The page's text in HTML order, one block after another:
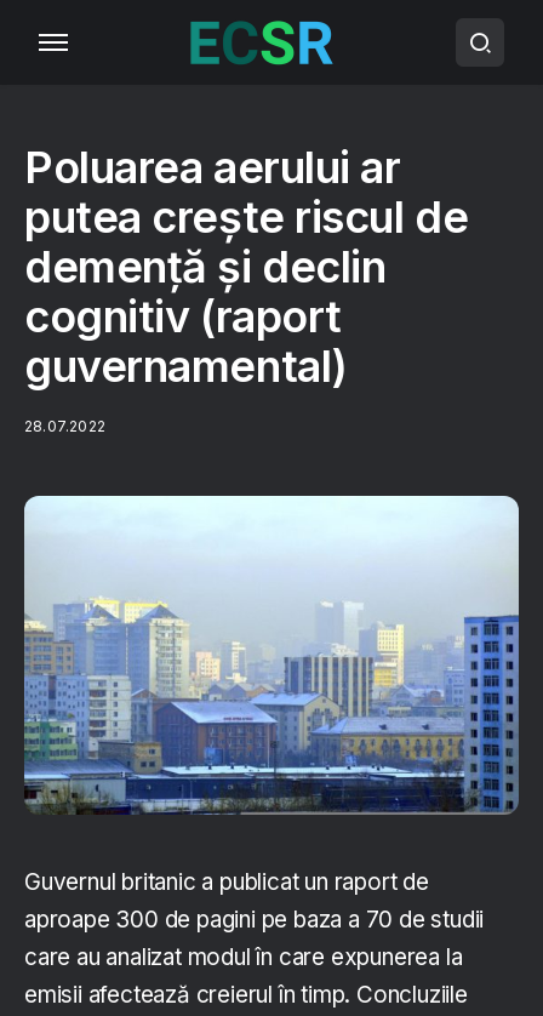
Poluarea aerului ar
putea crește riscul de
demență și declin
cognitiv (raport
guvernamental)
28.07.2022
Guvernul britanic a publicat un raport de
aproape 300 de pagini pe baza a 70 de studii
care au analizat modul în care expunerea la
emisii afectează creierul în timp. Concluziile